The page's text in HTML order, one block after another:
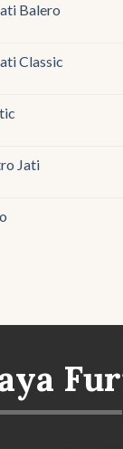
Balero
Classic
Jati